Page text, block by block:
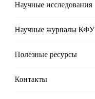
Научные исследования
Научные журналы КФУ
Полезные реcурсы
Контакты